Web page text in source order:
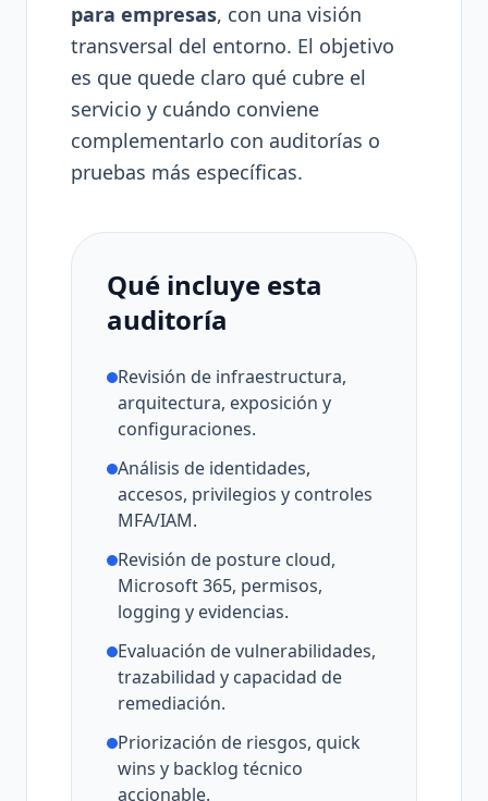
para empresas, con una visión
transversal del entorno. El objetivo
es que quede claro qué cubre el
servicio y cuándo conviene
complementarlo con auditorías o
pruebas más específicas.
Qué incluye esta
auditoría
Revisión de infraestructura,
arquitectura, exposición y
configuraciones.
Análisis de identidades,
accesos, privilegios y controles
MFA/IAM.
Revisión de posture cloud,
Microsoft 365, permisos,
logging y evidencias.
Evaluación de vulnerabilidades,
trazabilidad y capacidad de
remediación.
Priorización de riesgos, quick
wins y backlog técnico
accionable.